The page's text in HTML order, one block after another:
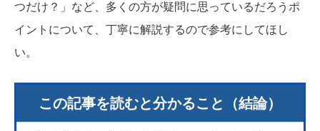
つだけ？」など、多くの方が疑問に思っているだろうポ
イントについて、丁寧に解説するので参考にしてほし
い。
この記事を読むと分かること（結論）